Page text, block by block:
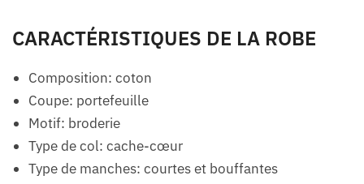
CARACTÉRISTIQUES DE LA ROBE
Composition: coton
Coupe: portefeuille
Motif: broderie
Type de col: cache-cœur
Type de manches: courtes et bouffantes